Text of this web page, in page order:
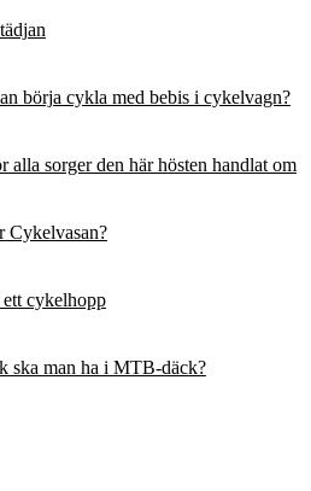
börja cykla med bebis i cykelvagn?
alla sorger den här hösten handlat om
Cykelvasan?
cykelhopp
ska man ha i MTB-däck?